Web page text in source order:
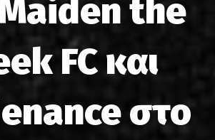
DATABASE
GALLERY
the
FC και
στο